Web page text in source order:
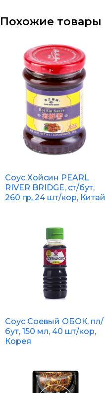
Похожие товары
Соус Хойсин PEARL
RIVER BRIDGE, ст/бут,
260 гр, 24 шт/кор, Китай
Соус Соевый ОБОК, пл/
бут, 150 мл, 40 шт/кор,
Корея